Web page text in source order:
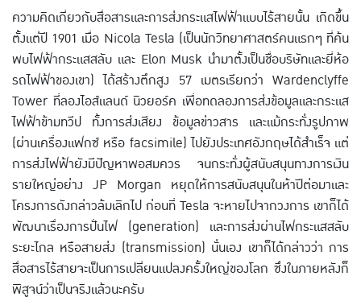
ความคิดเกี่ยวกับสื่อสารและการส่งกระแสไฟฟ้าแบบไร้สายนั้น เกิดขึ้น
ตั้งแต่ปี 1901 เมื่อ Nicola Tesla (เป็นนักวิทยาศาสตร์คนแรกๆ ที่ค้น
พบไฟฟ้ากระแสสลับ และ Elon Musk นำมาตั้งเป็นชื่อบริษัทและยี่ห้อ
รถไฟฟ้าของเขา) ได้สร้างตึกสูง 57 เมตรเรียกว่า Wardenclyffe
Tower ที่ลองไอส์แลนด์ นิวยอร์ค เพื่อทดลองการส่งข้อมูลและกระแส
ไฟฟ้าข้ามทวีป ทั้งการส่งเสียง ข้อมูลข่าวสาร และแม้กระทั่งรูปภาพ
(ผ่านเครื่องแฟกซ์ หรือ facsimile) ไปยังประเทศอังกฤษได้สำเร็จ แต่
การส่งไฟฟ้ายังมีปัญหาพอสมควร จนกระทั่งผู้สนับสนุนทางการเงิน
รายใหญ่อย่าง JP Morgan หยุดให้การสนับสนุนในห้าปีต่อมาและ
โครงการดังกล่าวล้มเลิกไป ก่อนที่ Tesla จะหายไปจากวงการ เขาก็ได้
พัฒนาเรื่องการปั่นไฟ (generation) และการส่งผ่านไฟกระแสสลับ
ระยะไกล หรือสายส่ง (transmission) นั่นเอง เขาก็ได้กล่าวว่า การ
สื่อสารไร้สายจะเป็นการเปลี่ยนแปลงครั้งใหญ่ของโลก ซึ่งในภายหลังก็
พิสูจน์ว่าเป็นจริงแล้วนะครับ